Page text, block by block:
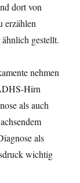
dort von
erzählen
gestellt.
nehmen
Hirn
als auch
als
wichtig